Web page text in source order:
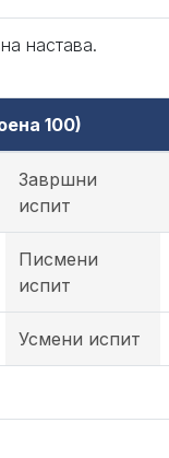
настава.
100)
Завршни
испит
Писмени
испит
Усмени испит